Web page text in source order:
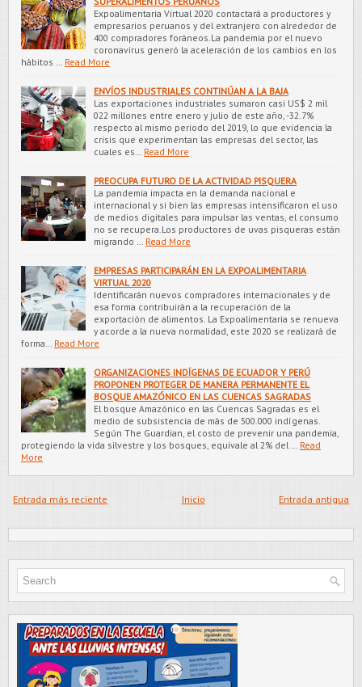
Expoalimentaria Virtual 2020 contactará a productores y
empresarios peruanos y del extranjero con alrededor de
400 compradores foráneos.La pandemia por el nuevo
coronavirus generó la aceleración de los cambios en los
hábitos …
Read More
ENVÍOS INDUSTRIALES CONTINÚAN A LA BAJA
Las exportaciones industriales sumaron casi US$ 2 mil
022 millones entre enero y julio de este año, -32.7%
respecto al mismo periodo del 2019, lo que evidencia la
crisis que experimentan las empresas del sector, las
cuales es…
Read More
PREOCUPA FUTURO DE LA ACTIVIDAD PISQUERA
La pandemia impacta en la demanda nacional e
internacional y si bien las empresas intensificaron el uso
de medios digitales para impulsar las ventas, el consumo
no se recupera.Los productores de uvas pisqueras están
migrando …
Read More
EMPRESAS PARTICIPARÁN EN LA EXPOALIMENTARIA
VIRTUAL 2020
Identificarán nuevos compradores internacionales y de
esa forma contribuirán a la recuperación de la
exportación de alimentos. La Expoalimentaria se renueva
y acorde a la nueva normalidad, este 2020 se realizará de
forma…
Read More
ORGANIZACIONES INDÍGENAS DE ECUADOR Y PERÚ
PROPONEN PROTEGER DE MANERA PERMANENTE EL
BOSQUE AMAZÓNICO EN LAS CUENCAS SAGRADAS
El bosque Amazónico en las Cuencas Sagradas es el
medio de subsistencia de más de 500.000 indígenas.
Según The Guardian, el costo de prevenir una pandemia,
protegiendo la vida silvestre y los bosques, equivale al 2% del …
Read
More
Entrada más reciente Entrada antigua
Inicio